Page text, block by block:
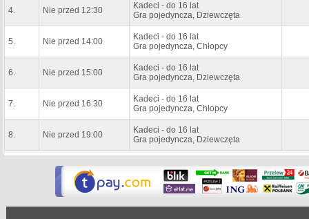
4. Nie przed 12:30
Kadeci - do 16 lat
Gra pojedyncza, Dziewczęta
5. Nie przed 14:00
Kadeci - do 16 lat
Gra pojedyncza, Chłopcy
6. Nie przed 15:00
Kadeci - do 16 lat
Gra pojedyncza, Dziewczęta
7. Nie przed 16:30
Kadeci - do 16 lat
Gra pojedyncza, Chłopcy
8. Nie przed 19:00
Kadeci - do 16 lat
Gra pojedyncza, Dziewczęta